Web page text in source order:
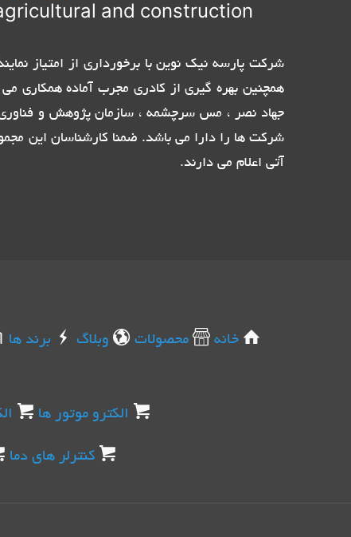
and construction
همچنین بهره گیری از کادری مجرب آماده همکاری
جهاد نصر ، مس سرچشمه ، سازمان پژوهش و
شرکت ها را دارا می باشد. ضمنا کارشناسان این
آتی اعلام می دارند.
خانه
محصولات وبلاگ برند ها
الکترو موتور ها
کنترلر های دما